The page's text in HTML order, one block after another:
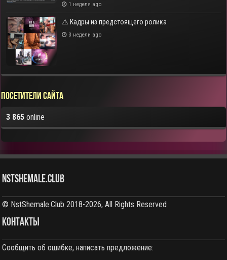
1 неделя ago
⚠️ Кадры из предстоящего ролика
3 недели ago
Посетители сайта
3 865 online
NstShemale.Club
© NstShemale.Club 2018-2026, All Rights Reserved
КОНТАКТЫ
Сообщить об ошибке, написать предложение: